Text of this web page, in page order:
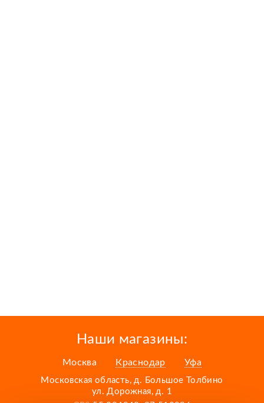
Наши магазины:
Москва Краснодар Уфа
Московская область, д. Большое Толбино
ул. Дорожная, д. 1